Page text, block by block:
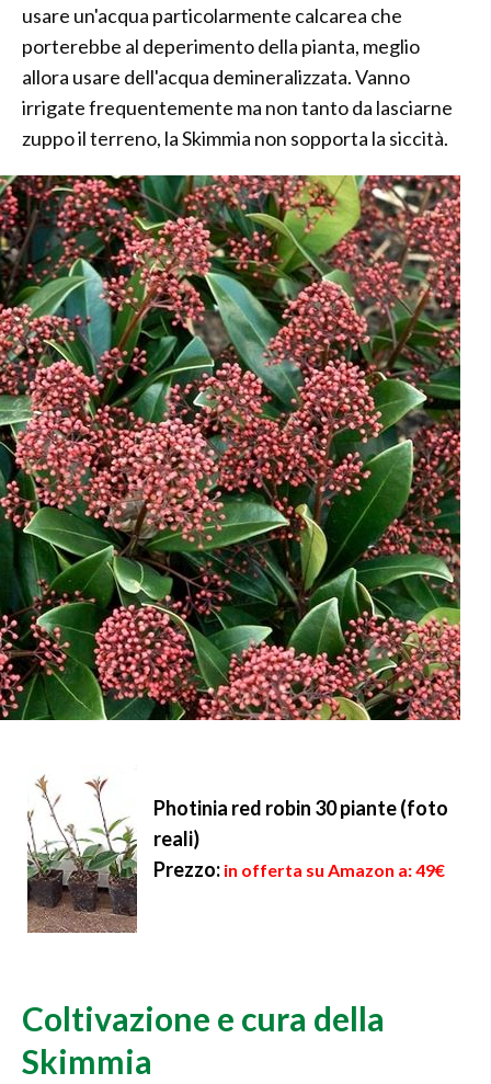
usare un'acqua particolarmente calcarea che
porterebbe al deperimento della pianta, meglio
allora usare dell'acqua demineralizzata. Vanno
irrigate frequentemente ma non tanto da lasciarne
zuppo il terreno, la Skimmia non sopporta la siccità.
Photinia red robin 30 piante (foto
reali)
Prezzo: in offerta su Amazon a: 49€
Coltivazione e cura della
Skimmia